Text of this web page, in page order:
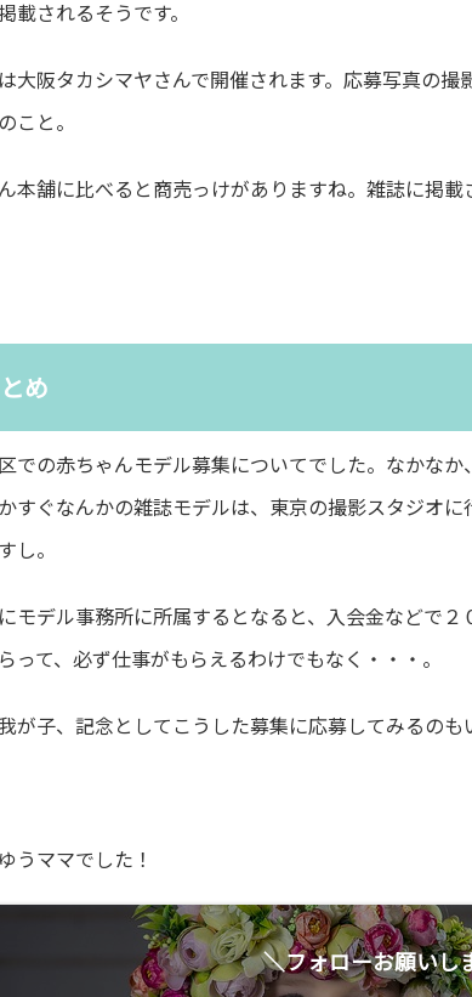
載されるそうです。
大阪タカシマヤさんで開催されます。応募写真の
こと。
本舗に比べると商売っけがありますね。雑誌に掲
め
での赤ちゃんモデル募集についてでした。なかな
すぐなんかの雑誌モデルは、東京の撮影スタジオ
し。
モデル事務所に所属するとなると、入会金などで
って、必ず仕事がもらえるわけでもなく・・・。
が子、記念としてこうした募集に応募してみるのも
うママでした！
＼フォローお願いし